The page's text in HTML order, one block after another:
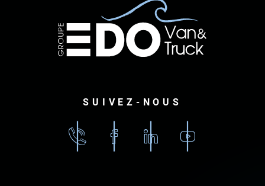
SUIVEZ-NOUS
02
FacebookLinkedinYoutube